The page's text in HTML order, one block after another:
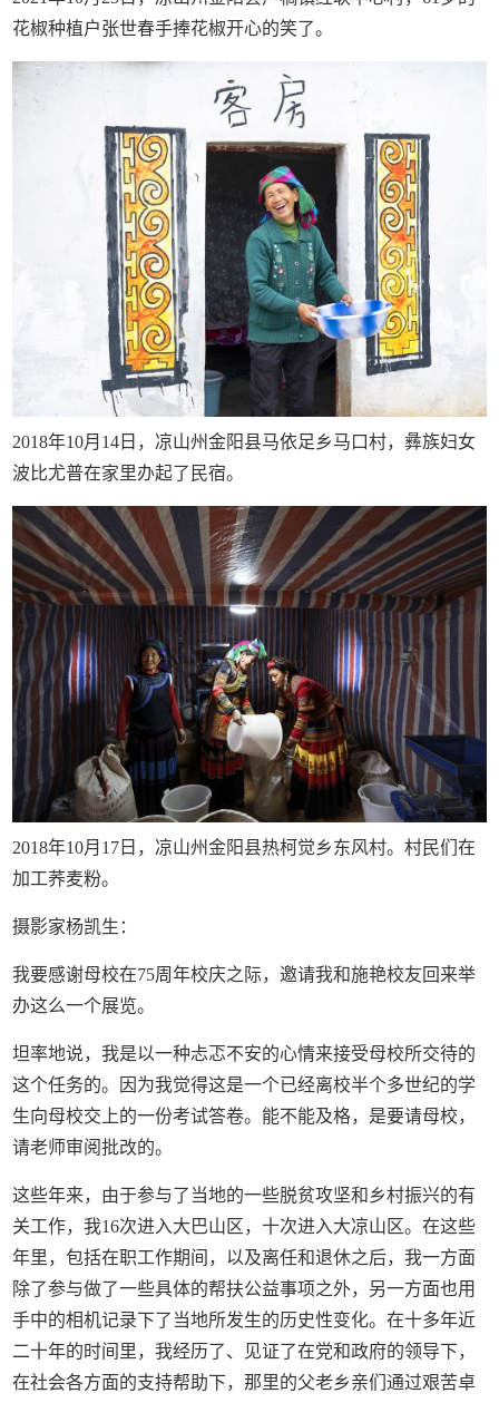
花椒种植户张世春手捧花椒开心的笑了。
2018年10月14日，凉山州金阳县马依足乡马口村，彝族妇女
波比尤普在家里办起了民宿。
2018年10月17日，凉山州金阳县热柯觉乡东风村。村民们在
加工荞麦粉。
摄影家杨凯生：
我要感谢母校在75周年校庆之际，邀请我和施艳校友回来举
办这么一个展览。
坦率地说，我是以一种忐忑不安的心情来接受母校所交待的
这个任务的。因为我觉得这是一个已经离校半个多世纪的学
生向母校交上的一份考试答卷。能不能及格，是要请母校，
请老师审阅批改的。
这些年来，由于参与了当地的一些脱贫攻坚和乡村振兴的有
关工作，我16次进入大巴山区，十次进入大凉山区。在这些
年里，包括在职工作期间，以及离任和退休之后，我一方面
除了参与做了一些具体的帮扶公益事项之外，另一方面也用
手中的相机记录下了当地所发生的历史性变化。在十多年近
二十年的时间里，我经历了、见证了在党和政府的领导下，
在社会各方面的支持帮助下，那里的父老乡亲们通过艰苦卓